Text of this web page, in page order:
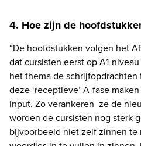
4. Hoe zijn de
“De hoofdstukken volgen het
dat cursisten eerst op A1-
het thema de
deze ‘receptieve’ A-fase
input. Zo verankeren  ze de
worden de cursisten nog sterk
bijvoorbeeld niet zelf zinnen te